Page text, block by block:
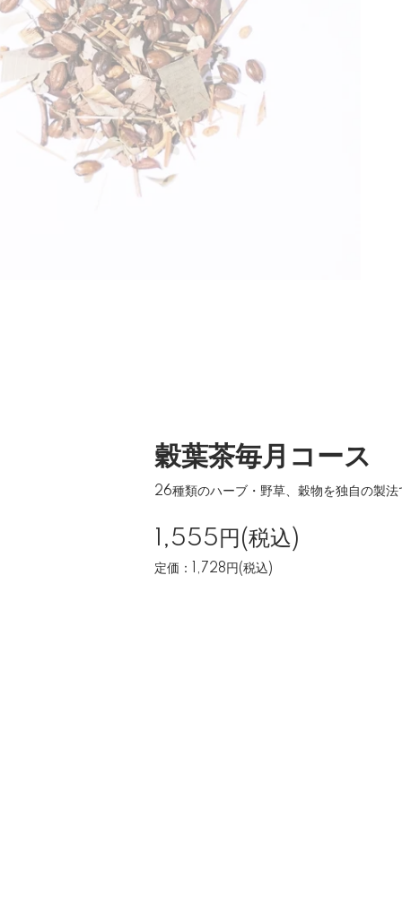
穀葉茶毎月コース
26種類のハーブ・野草、穀物を独自の製法
1,555円(税込)
定価：1,728円(税込)